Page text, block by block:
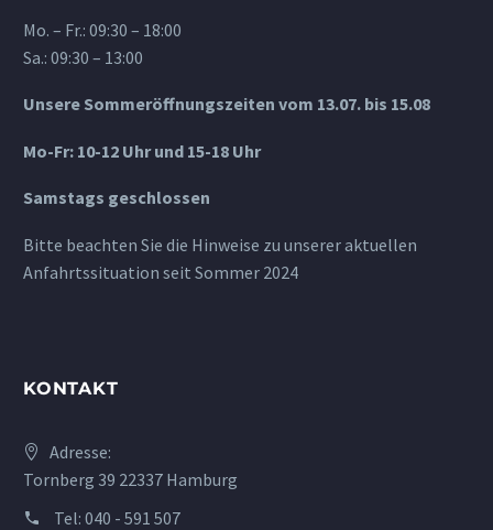
Mo. – Fr.: 09:30 – 18:00
Sa.: 09:30 – 13:00
Unsere Sommeröffnungszeiten vom 13.07. bis 15.08
Mo-Fr: 10-12 Uhr und 15-18 Uhr
Samstags geschlossen
Bitte beachten Sie die Hinweise zu unserer aktuellen
Anfahrtssituation seit Sommer 2024
KONTAKT
Adresse:
Tornberg 39 22337 Hamburg
Tel: 040 - 591 507